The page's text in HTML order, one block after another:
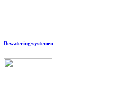
Bewateringssystemen